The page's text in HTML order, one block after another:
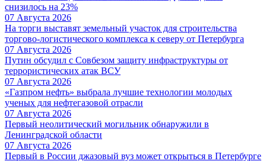
снизилось на 23%
07 Августа 2026
На торги выставят земельный участок для строительства
торгово-логистического комплекса к северу от Петербурга
07 Августа 2026
Путин обсудил с Совбезом защиту инфраструктуры от
террористических атак ВСУ
07 Августа 2026
«Газпром нефть» выбрала лучшие технологии молодых
ученых для нефтегазовой отрасли
07 Августа 2026
Первый неолитический могильник обнаружили в
Ленинградской области
07 Августа 2026
Первый в России джазовый вуз может открыться в Петербурге